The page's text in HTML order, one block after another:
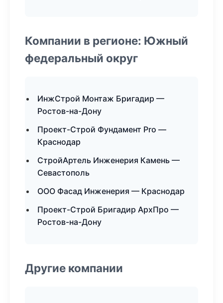
Компании в регионе: Южный
федеральный округ
ИнжСтрой Монтаж Бригадир —
Ростов-на-Дону
Проект-Строй Фундамент Pro —
Краснодар
СтройАртель Инженерия Камень —
Севастополь
ООО Фасад Инженерия — Краснодар
Проект-Строй Бригадир АрхПро —
Ростов-на-Дону
Другие компании